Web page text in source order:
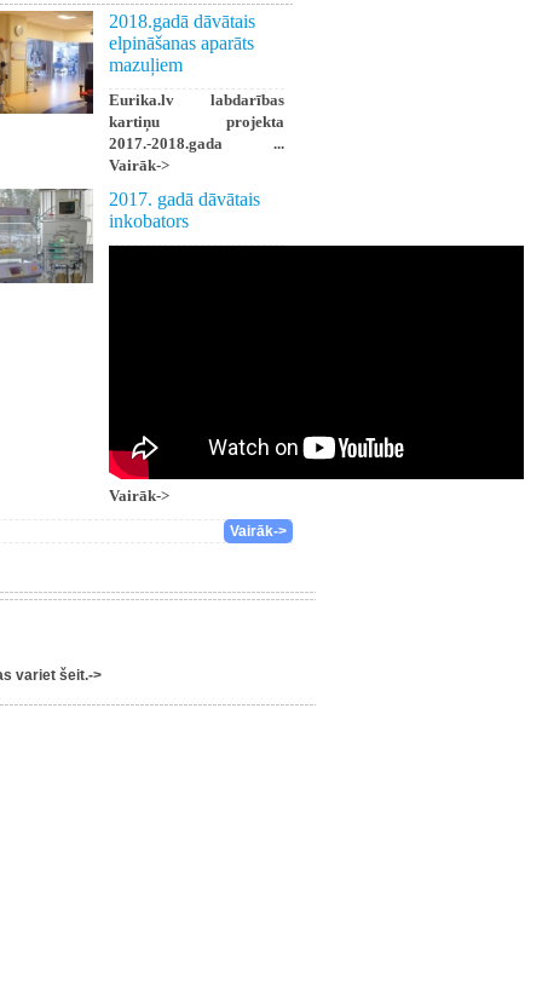
2018.gadā dāvātais
elpināšanas aparāts
mazuļiem
Eurika.lv labdarības
kartiņu projekta
2017.-2018.gada ...
Vairāk->
2017. gadā dāvātais
inkobators
Vairāk->
Vairāk->
variet šeit.->